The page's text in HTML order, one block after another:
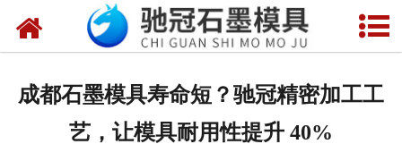
网站首页
成都石墨模具寿命短？驰冠精密加工工
艺，让模具耐用性提升 40%